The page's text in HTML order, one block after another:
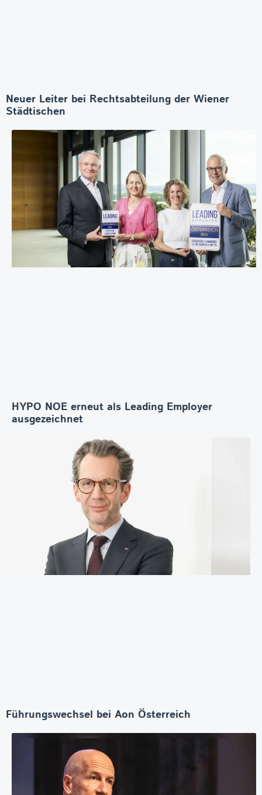
Neuer Leiter bei Rechtsabteilung der Wiener
Städtischen
HYPO NOE erneut als Leading Employer
ausgezeichnet
Führungswechsel bei Aon Österreich